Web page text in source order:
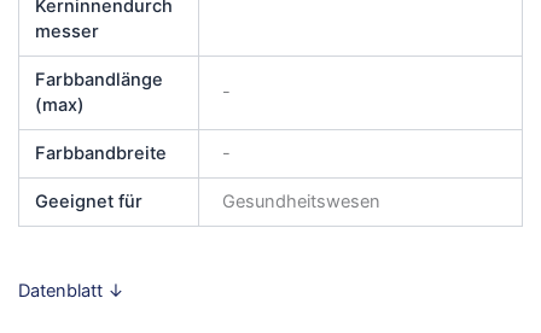
Kerninnendurch
messer
Farbbandlänge
(max)
-
Farbbandbreite -
Geeignet für Gesundheitswesen
Datenblatt ↓